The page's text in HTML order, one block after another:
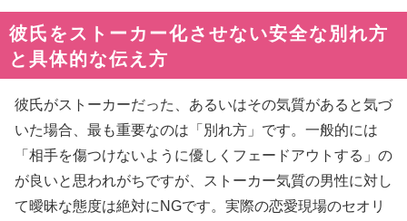
彼氏をストーカー化させない安全な別れ方
と具体的な伝え方
彼氏がストーカーだった、あるいはその気質があると気づ
いた場合、最も重要なのは「別れ方」です。一般的には
「相手を傷つけないように優しくフェードアウトする」の
が良いと思われがちですが、ストーカー気質の男性に対し
て曖昧な態度は絶対にNGです。実際の恋愛現場のセオリ